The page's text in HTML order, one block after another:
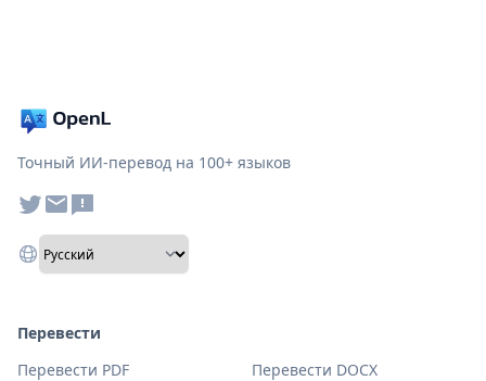
Точный ИИ-перевод на 100+ языков
Перевести
Перевести PDF
Перевести DOCX